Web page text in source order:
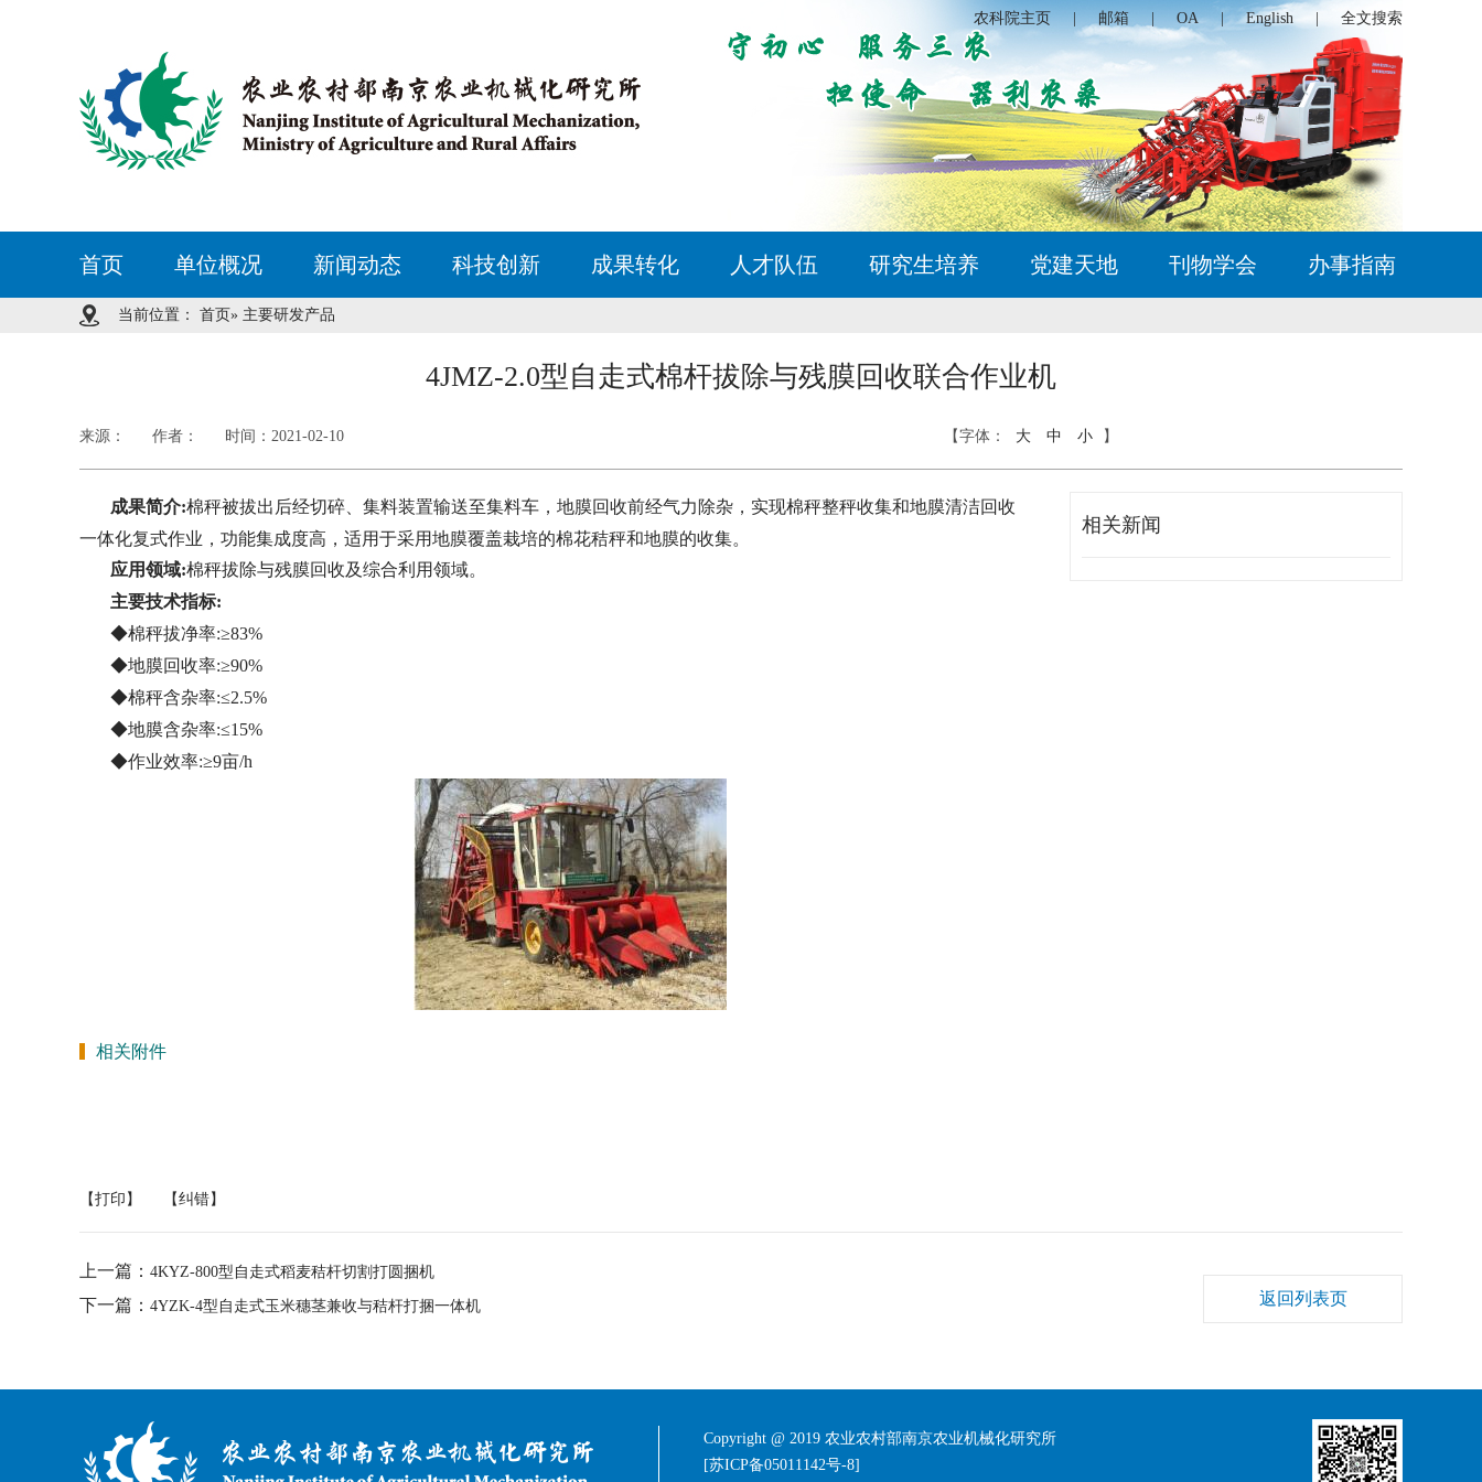
农科院主页 邮箱 OA English 全文搜索
首页 单位概况 新闻动态 科技创新 成果转化 人才队伍 研究生培养 党建天地 刊物学会 办事指南
当前位置： 首页» 主要研发产品
4JMZ-2.0型自走式棉杆拔除与残膜回收联合作业机
来源： 作者： 时间：2021-02-10 【字体： 大 中 小 】
成果简介:棉秤被拔出后经切碎、集料装置输送至集料车，地膜回收前经气力除杂，实现棉秤整秤收集和地膜清洁回收
一体化复式作业，功能集成度高，适用于采用地膜覆盖栽培的棉花秸秤和地膜的收集。
应用领域:棉秤拔除与残膜回收及综合利用领域。
主要技术指标:
◆棉秤拔净率:≥83%
◆地膜回收率:≥90%
◆棉秤含杂率:≤2.5%
◆地膜含杂率:≤15%
◆作业效率:≥9亩/h
相关附件
【打印】 【纠错】
相关新闻
上一篇： 4KYZ-800型自走式稻麦秸杆切割打圆捆机
下一篇： 4YZK-4型自走式玉米穗茎兼收与秸杆打捆一体机 返回列表页
Copyright @ 2019 农业农村部南京农业机械化研究所
[苏ICP备05011142号-8]